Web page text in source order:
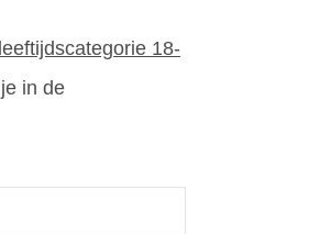
18-
in de